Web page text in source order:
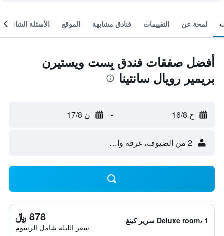
لمحة عن التقييمات فنادق مشابهة الموقع الأسئلة الشائعة
أفضل صفقات فندق بِست ويستيرن
بريمير رويال سانتينا
ح 16/8 - ن 17/8
2 من الضيوف، غرفة واحدة
Deluxe room، 1 سرير كينغ 878 ﷼
سعر الليلة شامل الرسوم